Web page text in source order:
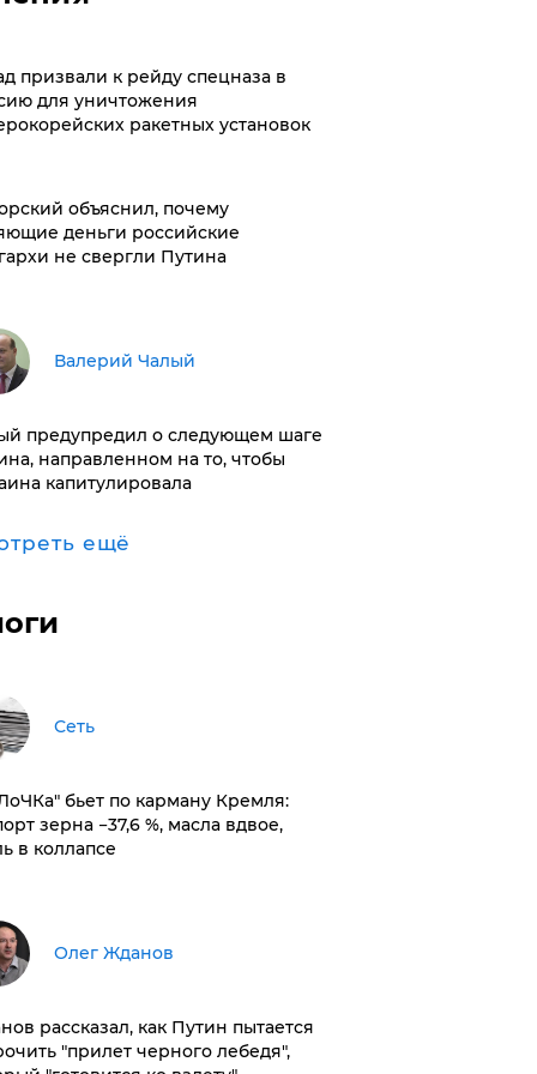
призвали к рейду спецназа в
для уничтожения
ракетных установок
объяснил, почему
деньги российские
не свергли Путина
Валерий Чалый
предупредил о следующем шаге
направленном на то, чтобы
капитулировала
ещё
Сеть
бьет по карману Кремля:
зерна −37,6 %, масла вдвое,
в коллапсе
Олег Жданов
рассказал, как Путин пытается
"прилет черного лебедя",